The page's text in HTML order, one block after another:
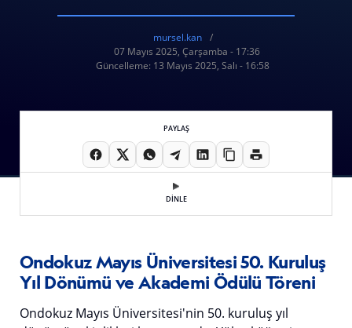
mursel.kan
07 Mayıs 2025, Çarşamba - 17:36
Güncelleme: 13 Mayıs 2025, Salı - 16:58
PAYLAŞ
DİNLE
Ondokuz Mayıs Üniversitesi 50. Kuruluş
Yıl Dönümü ve Akademi Ödülü Töreni
Ondokuz Mayıs Üniversitesi'nin 50. kuruluş yıl